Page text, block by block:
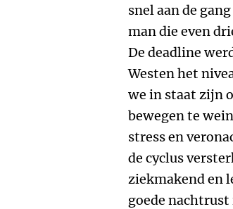
snel aan de
man die even
De deadline
Westen het
we in staat zijn
bewegen te
stress en
de cyclus
ziekmakend en
goede